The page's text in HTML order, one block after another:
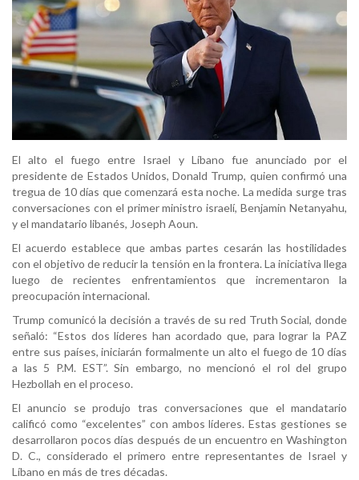
El alto el fuego entre Israel y Líbano fue anunciado por el
presidente de Estados Unidos, Donald Trump, quien confirmó una
tregua de 10 días que comenzará esta noche. La medida surge tras
conversaciones con el primer ministro israelí, Benjamin Netanyahu,
y el mandatario libanés, Joseph Aoun.
El acuerdo establece que ambas partes cesarán las hostilidades
con el objetivo de reducir la tensión en la frontera. La iniciativa llega
luego de recientes enfrentamientos que incrementaron la
preocupación internacional.
Trump comunicó la decisión a través de su red Truth Social, donde
señaló: “Estos dos líderes han acordado que, para lograr la PAZ
entre sus países, iniciarán formalmente un alto el fuego de 10 días
a las 5 P.M. EST”. Sin embargo, no mencionó el rol del grupo
Hezbollah en el proceso.
El anuncio se produjo tras conversaciones que el mandatario
calificó como “excelentes” con ambos líderes. Estas gestiones se
desarrollaron pocos días después de un encuentro en Washington
D. C., considerado el primero entre representantes de Israel y
Líbano en más de tres décadas.